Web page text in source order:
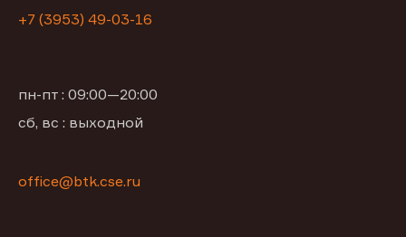
+7 (3953) 49-03-16
пн-пт : 09:00—20:00
сб, вс : выходной
office@btk.cse.ru